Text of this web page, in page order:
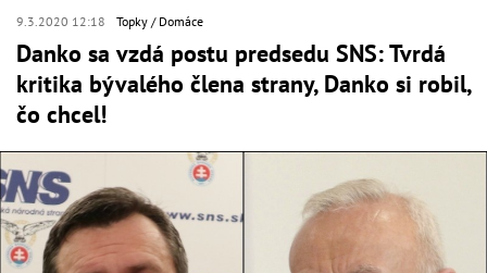
9.3.2020 12:18 Topky Domáce
Danko sa vzdá postu predsedu SNS: Tvrdá
kritika bývalého člena strany, Danko si robil,
čo chcel!